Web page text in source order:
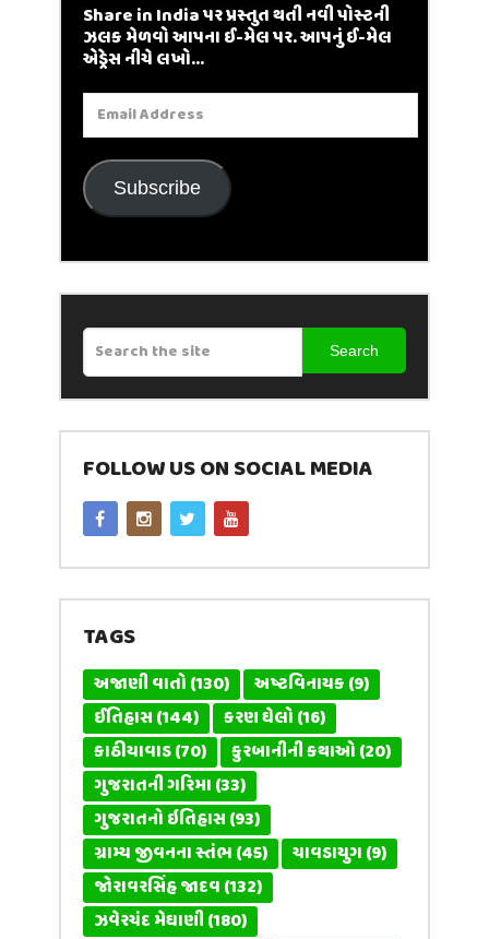
Share in India પર પ્રસ્તુત થતી નવી પોસ્ટની
ઝલક મેળવો આપના ઈ-મેલ પર. આપનું ઈ-મેલ
એડ્રેસ નીચે લખો...
Email
Address
Subscribe
Search
FOLLOW US ON SOCIAL MEDIA
TAGS
અજાણી વાતો(130) અષ્ટવિનાયક(9)
ઈતિહાસ(144) કરણ ઘેલો(16)
કાઠીયાવાડ(70) કુરબાનીની કથાઓ(20)
ગુજરાતની ગરિમા(33)
ગુજરાતનો ઇતિહાસ(93)
ગ્રામ્ય જીવનના સ્તંભ(45) ચાવડાયુગ(9)
જોરાવરસિંહ જાદવ(132)
ઝવેરચંદ મેઘાણી(180)